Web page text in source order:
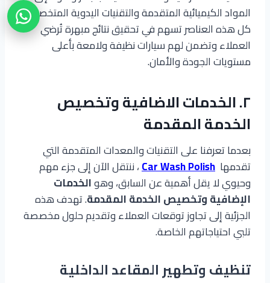
المواد الكيميائية المتقدمة والتقنيات اليدوية المتخصصة.
كل هذه العناصر تسهم في تحقيق نتائج مبهرة تُرضي
العملاء وتضمن لهم سيارات نظيفة ولامعة بأعلى
مستويات الجودة والأمان.
٢. الخدمات الاضافية وتخصيص
الخدمة المقدمة
بعدما تعرفنا على التقنيات والمعدات المتقدمة التي
تقدمها Car Wash Polish، ننتقل الآن إلى جزء مهم
وحيوي لا يقل أهمية عن السابق، وهوالخدمات
الإضافية وتخصيص الخدمة المقدمة. تهدف هذه
الجزئية إلى تجاوز توقعات العملاء وتقديم حلول مخصصة
تلبي احتياجاتهم الخاصة.
تنظيف وتطهير المقاعد الداخلية